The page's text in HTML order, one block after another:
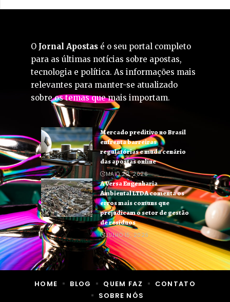
O Jornal Apostas é o seu portal completo
para as últimas notícias sobre apostas,
tecnologia e política. As informações mais
relevantes para manter-se atualizado
sobre os temas que mais importam.
Mercado preditivo no Brasil
enfrenta barreiras
regulatórias e muda cenário
das apostas online
MAIO 22, 2026
A Versa Engenharia
Ambiental LTDA comenta os
erros mais comuns que
prejudicam o setor de gestão
de resíduos
JULHO 15, 2026
HOME BLOG QUEM FAZ
CONTATO
SOBRE NÓS